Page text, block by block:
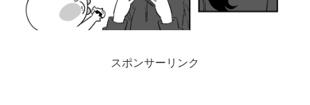
スポンサーリンク